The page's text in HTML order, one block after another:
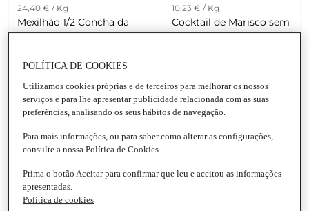
24,40 € / Kg
Mexilhão 1/2 Concha da
Nova Zelândia Gourmet
Embalagem| 500 G
5.0 (1)
10,23 € / Kg
Cocktail de Marisco sem
Glúten Brasmar
POLÍTICA DE COOKIES
Utilizamos cookies próprias e de terceiros para melhorar os nossos
serviços e para lhe apresentar publicidade relacionada com as suas
preferências, analisando os seus hábitos de navegação.
Para mais informações, ou para saber como alterar as configurações,
consulte a nossa Política de Cookies.
Prima o botão Aceitar para confirmar que leu e aceitou as informações
apresentadas.
Política de cookies